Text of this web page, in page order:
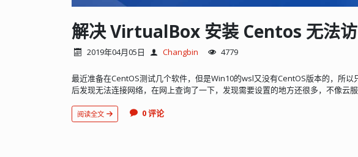
解决 VirtualBox 安装 Centos 无法
2019年04月05日 Changbin 4779
最近准备在CentOS测试几个软件，但是Win10的wsl又没有CentOS版本的，所
后发现无法连接网络，在网上查询了一下，发现需要设置的地方还很多，不像云
阅读全文 0 评论